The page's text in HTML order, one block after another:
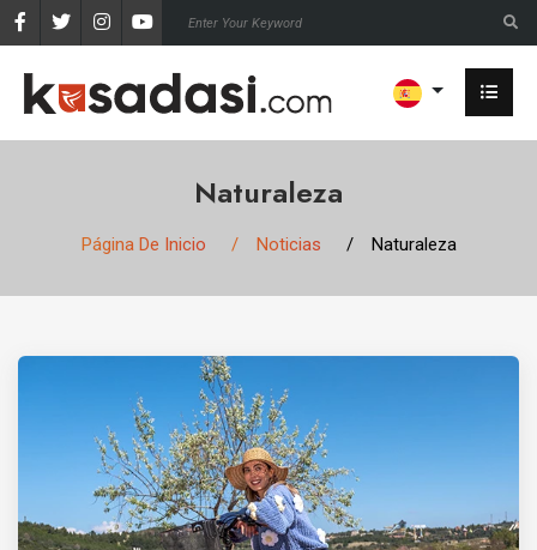
Naturaleza
Página De Inicio Noticias Naturaleza